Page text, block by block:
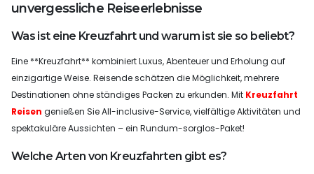
unvergessliche Reiseerlebnisse
Was ist eine Kreuzfahrt und warum ist sie so beliebt?
Eine **Kreuzfahrt** kombiniert Luxus, Abenteuer und Erholung auf
einzigartige Weise. Reisende schätzen die Möglichkeit, mehrere
Destinationen ohne ständiges Packen zu erkunden. Mit Kreuzfahrt
Reisen genießen Sie All-inclusive-Service, vielfältige Aktivitäten und
spektakuläre Aussichten – ein Rundum-sorglos-Paket!
Welche Arten von Kreuzfahrten gibt es?